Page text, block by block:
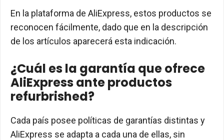
En la plataforma de AliExpress, estos productos se
reconocen fácilmente, dado que en la descripción
de los artículos aparecerá esta indicación.
¿Cuál es la garantía que ofrece
AliExpress ante productos
refurbrished?
Cada país posee políticas de garantías distintas y
AliExpress se adapta a cada una de ellas, sin